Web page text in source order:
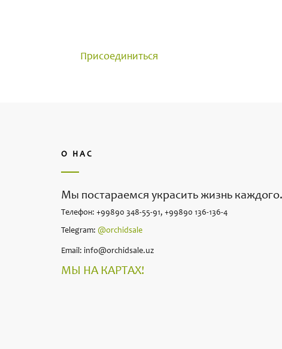
Присоединиться
О НАС
Мы постараемся украсить жизнь каждого.
Телефон: +99890 348-55-91, +99890 136-136-4
Telegram: @orchidsale
Email: info@orchidsale.uz
МЫ НА КАРТАХ!